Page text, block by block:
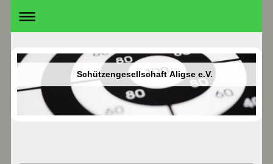
Schützengesellschaft Aligse e.V.